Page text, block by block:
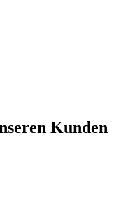
Kunden